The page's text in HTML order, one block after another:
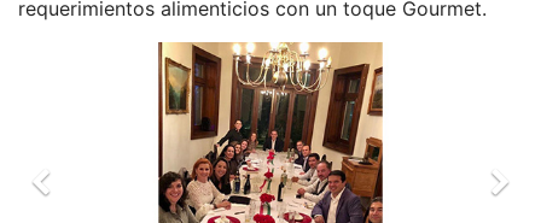
requerimientos alimenticios con un toque Gourmet.